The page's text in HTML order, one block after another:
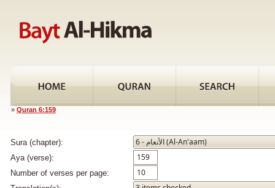
» Quran 6:159
Sura (chapter):
Aya (verse):
Number of verses per page: